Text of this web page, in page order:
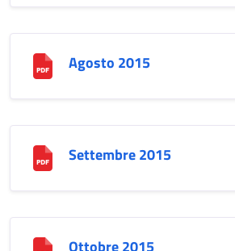
Agosto 2015
Settembre 2015
Ottobre 2015